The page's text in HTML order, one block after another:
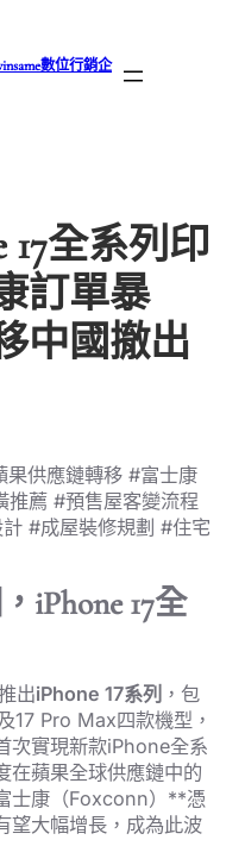
數位行銷企
17全系列印
訂單暴
中國撤出
供應鏈轉移 #富士康
推薦 #預售屋客變流程
#成屋裝修規劃 #住宅
iPhone 17全
出iPhone 17系列 ，包
17 Pro Max四款機型，
次實現新款iPhone全系
在蘋果全球供應鏈中的
士康（Foxconn）**憑
望大幅增長，成為此波